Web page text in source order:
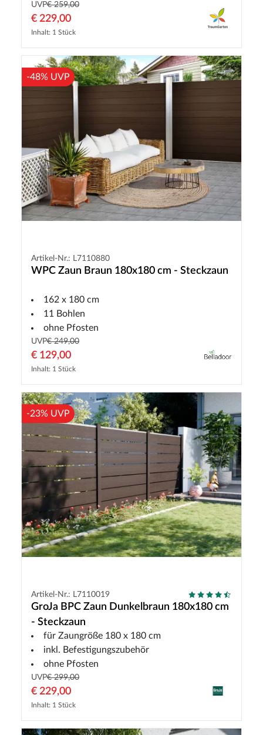
UVP€ 259,00
€ 229,00
Inhalt: 1 Stück
-48% UVP
Artikel-Nr.: L7110880
WPC Zaun Braun 180x180 cm - Steckzaun
162 x 180 cm
11 Bohlen
ohne Pfosten
UVP€ 249,00
€ 129,00
Inhalt: 1 Stück
-23% UVP
Artikel-Nr.: L7110019
GroJa BPC Zaun Dunkelbraun 180x180 cm
- Steckzaun
für Zaungröße 180 x 180 cm
inkl. Befestigungszubehör
ohne Pfosten
UVP€ 299,00
€ 229,00
Inhalt: 1 Stück